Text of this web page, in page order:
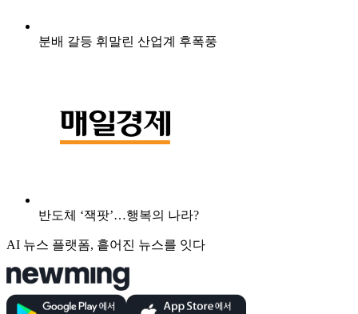
분배 갈등 휘말린 산업계 후폭풍
반도체 ‘잭팟’…행복의 나라?
AI 뉴스 플랫폼, 흩어진 뉴스를 잇다